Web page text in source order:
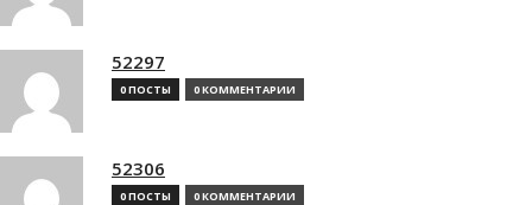
52297
0 ПОСТЫ 0 КОММЕНТАРИИ
52306
0 ПОСТЫ 0 КОММЕНТАРИИ